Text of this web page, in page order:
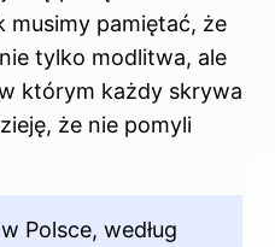
musimy pamiętać, że
tylko modlitwa, ale
którym każdy skrywa
że nie pomyli
Polsce, według